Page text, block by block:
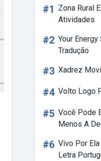
#1
Zona Rural
Atividades
#2 Your
Tradução
#3 Xadrez
#4 Volto Logo
#5 Você Pode
Menos A
#6 Vivo Por
Letra